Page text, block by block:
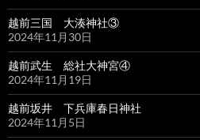
越前三国 大湊神社③
2024年11月30日
越前武生 総社大神宮④
2024年11月19日
越前坂井 下兵庫春日神社
2024年11月5日